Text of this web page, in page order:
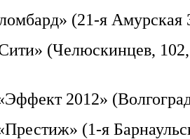
(21-я Амурская
(Челюскинцев,
2012»
(1-я